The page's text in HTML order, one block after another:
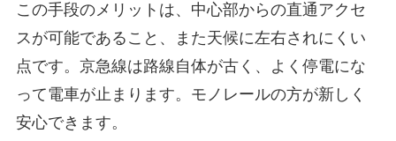
この手段のメリットは、中心部からの直通アクセ
スが可能であること、また天候に左右されにくい
点です。京急線は路線自体が古く、よく停電にな
って電車が止まります。モノレールの方が新しく
安心できます。